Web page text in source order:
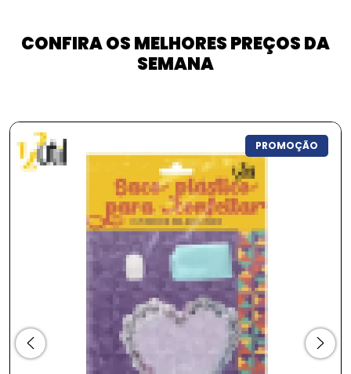
CONFIRA OS MELHORES PREÇOS DA
SEMANA
PROMOÇÃO